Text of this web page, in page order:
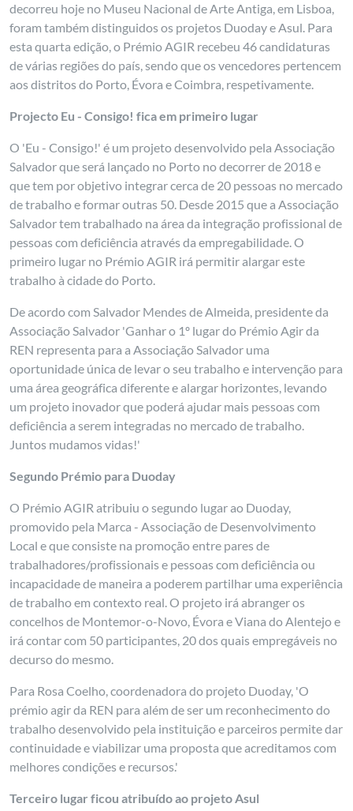
decorreu hoje no Museu Nacional de Arte Antiga, em Lisboa,
foram também distinguidos os projetos Duoday e Asul. Para
esta quarta edição, o Prémio AGIR recebeu 46 candidaturas
de várias regiões do país, sendo que os vencedores pertencem
aos distritos do Porto, Évora e Coimbra, respetivamente.
Projecto Eu - Consigo! fica em primeiro lugar
O 'Eu - Consigo!' é um projeto desenvolvido pela Associação
Salvador que será lançado no Porto no decorrer de 2018 e
que tem por objetivo integrar cerca de 20 pessoas no mercado
de trabalho e formar outras 50. Desde 2015 que a Associação
Salvador tem trabalhado na área da integração profissional de
pessoas com deficiência através da empregabilidade. O
primeiro lugar no Prémio AGIR irá permitir alargar este
trabalho à cidade do Porto.
De acordo com Salvador Mendes de Almeida, presidente da
Associação Salvador 'Ganhar o 1º lugar do Prémio Agir da
REN representa para a Associação Salvador uma
oportunidade única de levar o seu trabalho e intervenção para
uma área geográfica diferente e alargar horizontes, levando
um projeto inovador que poderá ajudar mais pessoas com
deficiência a serem integradas no mercado de trabalho.
Juntos mudamos vidas!'
Segundo Prémio para Duoday
O Prémio AGIR atribuiu o segundo lugar ao Duoday,
promovido pela Marca - Associação de Desenvolvimento
Local e que consiste na promoção entre pares de
trabalhadores/profissionais e pessoas com deficiência ou
incapacidade de maneira a poderem partilhar uma experiência
de trabalho em contexto real. O projeto irá abranger os
concelhos de Montemor-o-Novo, Évora e Viana do Alentejo e
irá contar com 50 participantes, 20 dos quais empregáveis no
decurso do mesmo.
Para Rosa Coelho, coordenadora do projeto Duoday, 'O
prémio agir da REN para além de ser um reconhecimento do
trabalho desenvolvido pela instituição e parceiros permite dar
continuidade e viabilizar uma proposta que acreditamos com
melhores condições e recursos.'
Terceiro lugar ficou atribuído ao projeto Asul